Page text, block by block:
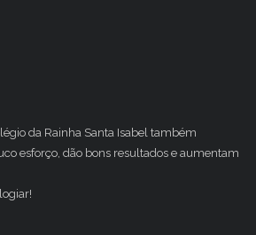
da Rainha Santa Isabel também
esforço, dão bons resultados e aumentam